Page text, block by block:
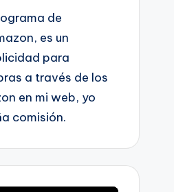
de
es un
para
a través de los
en mi web, yo
comisión.